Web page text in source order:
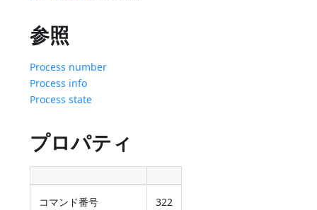
参照
Process number
Process info
Process state
プロパティ
コマンド番号 322